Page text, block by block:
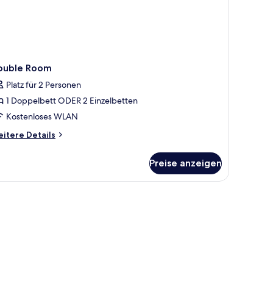
Room
Platz für 2 Personen
1 Doppelbett ODER 2 Einzelbetten
Kostenloses WLAN
Details
Preise anzeigen